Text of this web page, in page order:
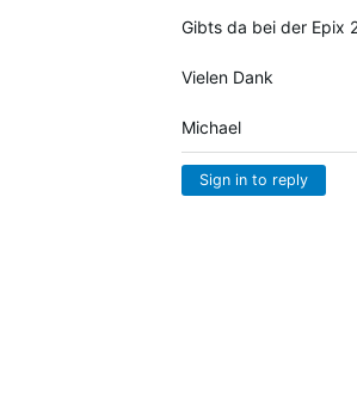
Gibts da bei der Epix
Vielen Dank
Michael
Sign in to reply